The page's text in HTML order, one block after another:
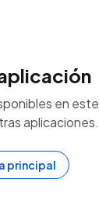
en este
aplicaciones.
principal